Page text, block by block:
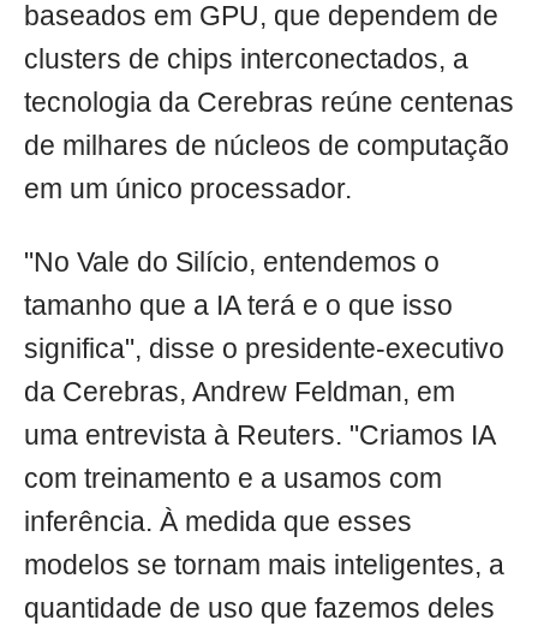
baseados em GPU, que dependem de
clusters de chips interconectados, a
tecnologia da Cerebras reúne centenas
de milhares de núcleos de computação
em um único processador.
"No Vale do Silício, entendemos o
tamanho que a IA terá e o que isso
significa", disse o presidente-executivo
da Cerebras, Andrew Feldman, em
uma entrevista à Reuters. "Criamos IA
com treinamento e a usamos com
inferência. À medida que esses
modelos se tornam mais inteligentes, a
quantidade de uso que fazemos deles